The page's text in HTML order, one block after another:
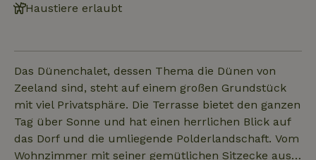
Haustiere erlaubt
Das Dünenchalet, dessen Thema die Dünen von
Zeeland sind, steht auf einem großen Grundstück
mit viel Privatsphäre. Die Terrasse bietet den ganzen
Tag über Sonne und hat einen herrlichen Blick auf
das Dorf und die umliegende Polderlandschaft. Vom
Wohnzimmer mit seiner gemütlichen Sitzecke aus